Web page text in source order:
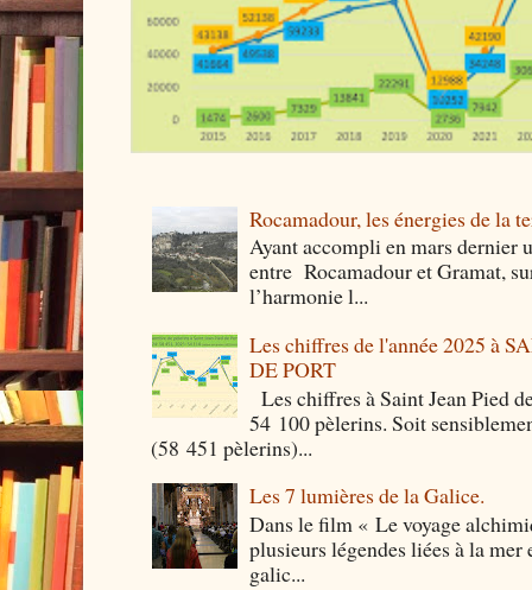
Rocamadour, les énergies de la
Ayant accompli en mars dernier
entre Rocamadour et Gramat,
l’harmonie l...
Les chiffres de l'année 2025 à
DE PORT
Les chiffres à Saint Jean Pied
54 100 pèlerins. Soit
(58 451 pèlerins)...
Les 7 lumières de la Galice.
Dans le film « Le voyage
plusieurs légendes liées à la mer
galic...